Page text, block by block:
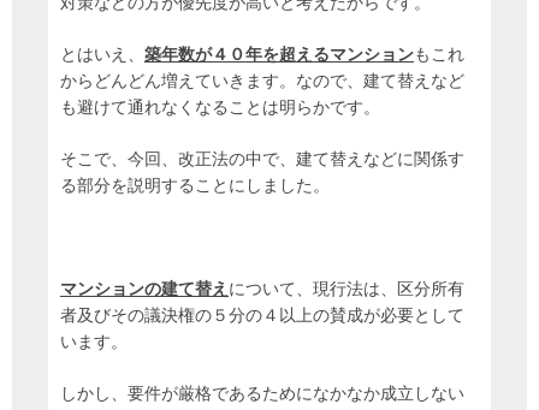
とはいえ、 築年数が４０年を超えるマンションもこれ
からどんどん増えていきます。なので、建て替えなど
も避けて通れなくなることは明らかです。
そこで、今回、改正法の中で、建て替えなどに関係す
る部分を説明することにしました。
マンションの建て替え について、現行法は、区分所有
者及びその議決権の５分の４以上の賛成が必要として
います。
しかし、要件が厳格であるためになかなか成立しない